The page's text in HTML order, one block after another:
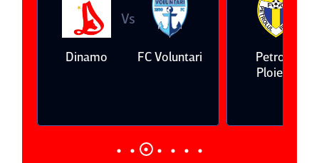
Dinamo
Vs
FC Voluntari
Petrolul
Ploieşti